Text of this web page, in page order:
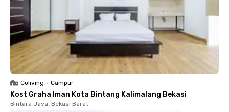
Coliving • Campur
Kost Graha Iman Kota Bintang Kalimalang Bekasi
Bintara Jaya, Bekasi Barat